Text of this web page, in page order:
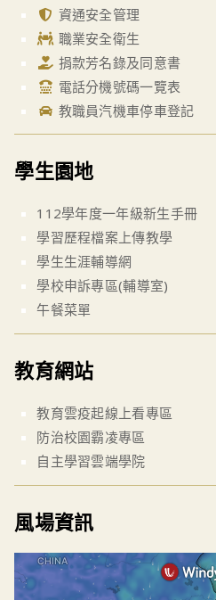
資通安全管理
職業安全衛生
捐款芳名錄及同意書
電話分機號碼一覽表
教職員汽機車停車登記
學生園地
112學年度一年級新生手冊
學習歷程檔案上傳教學
學生生涯輔導網
學校申訴專區(輔導室)
午餐菜單
教育網站
教育雲疫起線上看專區
防治校園霸凌專區
自主學習雲端學院
風場資訊